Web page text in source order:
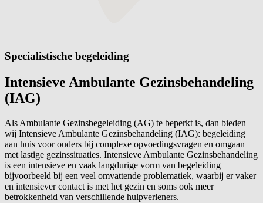
Specialistische begeleiding
Intensieve Ambulante Gezinsbehandeling
(IAG)
Als Ambulante Gezinsbegeleiding (AG) te beperkt is, dan bieden
wij Intensieve Ambulante Gezinsbehandeling (IAG): begeleiding
aan huis voor ouders bij complexe opvoedingsvragen en omgaan
met lastige gezinssituaties. Intensieve Ambulante Gezinsbehandeling
is een intensieve en vaak langdurige vorm van begeleiding
bijvoorbeeld bij een veel omvattende problematiek, waarbij er vaker
en intensiever contact is met het gezin en soms ook meer
betrokkenheid van verschillende hulpverleners.